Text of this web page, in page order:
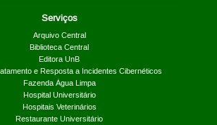
Serviços
Arquivo Central
Biblioteca Central
Editora UnB
e Resposta a Incidentes Cibernéticos
Fazenda Água Limpa
Hospital Universitário
Hospitais Veterinários
Restaurante Universitário